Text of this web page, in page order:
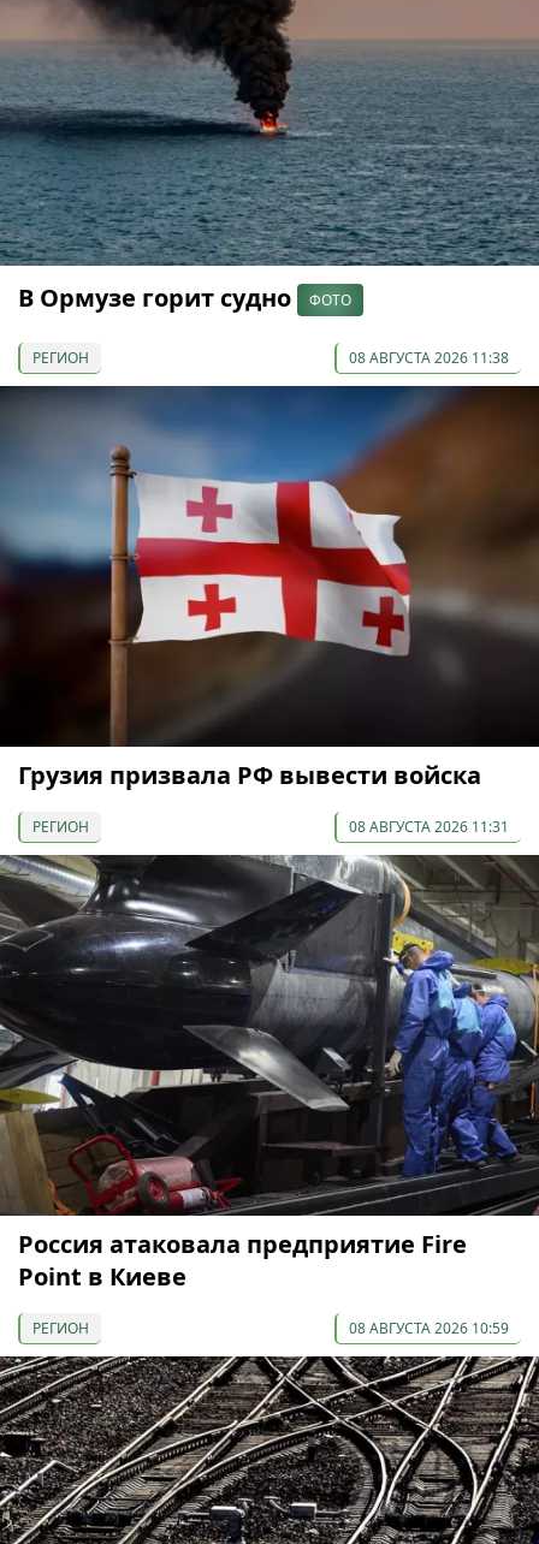
В Ормузе горит судно ФОТО
РЕГИОН 08 АВГУСТА 2026 11:38
Грузия призвала РФ вывести войска
РЕГИОН 08 АВГУСТА 2026 11:31
Россия атаковала предприятие Fire
Point в Киеве
РЕГИОН 08 АВГУСТА 2026 10:59